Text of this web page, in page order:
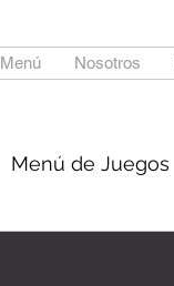
Menú Nosotros
Menú de Juegos